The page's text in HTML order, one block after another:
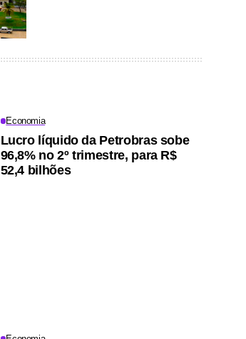
Economia
Lucro líquido da Petrobras sobe
96,8% no 2º trimestre, para R$
52,4 bilhões